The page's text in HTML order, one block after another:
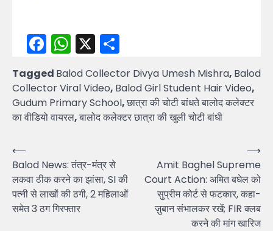
Facebook
WhatsApp
X
Tagged Balod Collector Divya Umesh Mishra, Balod
Collector Viral Video, Balod Girl Student Hair Video,
Gudum Primary School,छात्रा की चोटी बांधते बालोद कलेक्टर
का वीडियो वायरल,बालोद कलेक्टर छात्रा की खुली चोटी बांधी
Post
navigation
⟵
Balod News: तंत्र-मंत्र से
लकवा ठीक करने का झांसा, SI की
पत्नी से लाखों की ठगी, 2 महिलाओं
समेत 3 ठग गिरफ्तार
Amit Baghel Supreme
Court Action: अमित बघेल को
सुप्रीम कोर्ट से फटकार, कहा-
ज़ुबान संभालकर रखें; FIR क्लब
करने की मांग खारिज
⟶